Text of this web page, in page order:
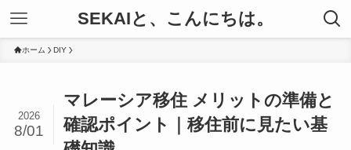
SEKAIと、こんにちは。
ホーム DIY
マレーシア移住 メリットの準備と
確認ポイント｜移住前に見たい基
2026
8/01